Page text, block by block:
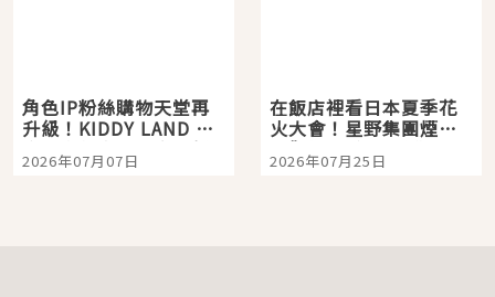
角色IP粉絲購物天堂再
升級！KIDDY LAND 原
宿店吉伊卡哇迎客，新
開幕 OMOKADO 店3分
2026年07月07日
在飯店裡看日本夏季花
火大會！星野集團煙火
景觀飯店6選，讓你不用
人擠人悠閒欣賞
2026年07月25日